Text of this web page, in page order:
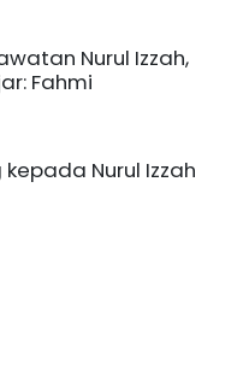
Nurul Izzah,
Fahmi
Nurul Izzah